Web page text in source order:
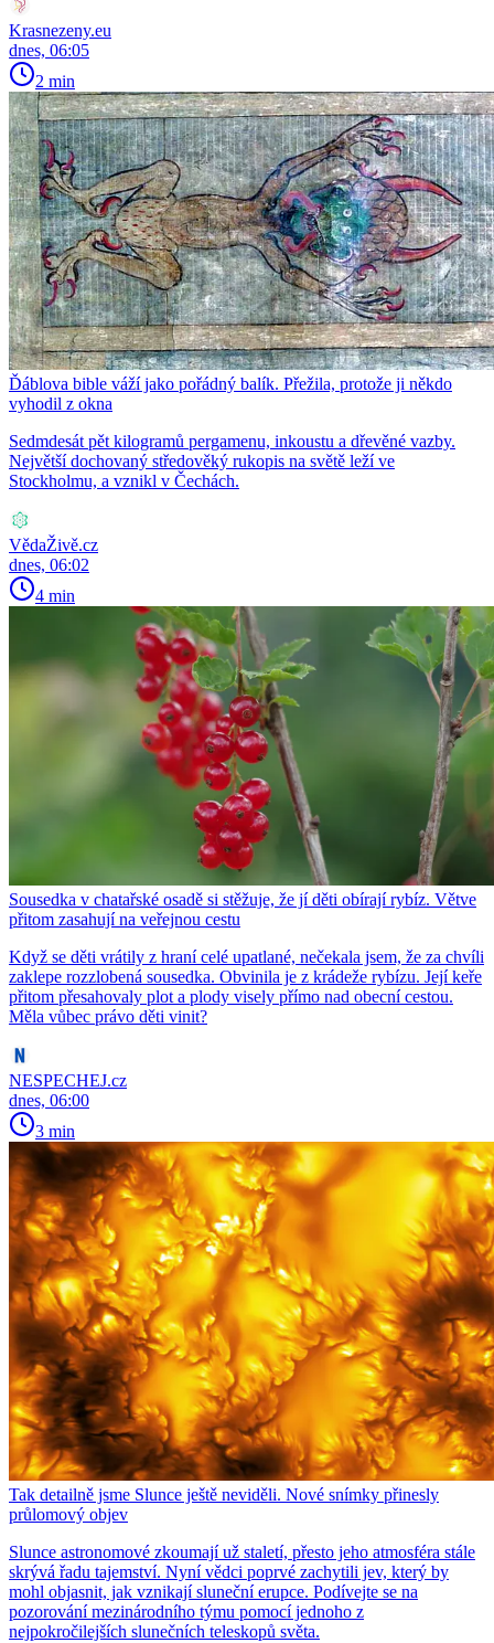
Krasnezeny.eu
dnes, 06:05
2 min
Ďáblova bible váží jako pořádný balík. Přežila, protože ji někdo
vyhodil z okna
Sedmdesát pět kilogramů pergamenu, inkoustu a dřevěné vazby.
Největší dochovaný středověký rukopis na světě leží ve
Stockholmu, a vznikl v Čechách.
VědaŽivě.cz
dnes, 06:02
4 min
Sousedka v chatařské osadě si stěžuje, že jí děti obírají rybíz. Větve
přitom zasahují na veřejnou cestu
Když se děti vrátily z hraní celé upatlané, nečekala jsem, že za chvíli
zaklepe rozzlobená sousedka. Obvinila je z krádeže rybízu. Její keře
přitom přesahovaly plot a plody visely přímo nad obecní cestou.
Měla vůbec právo děti vinit?
NESPECHEJ.cz
dnes, 06:00
3 min
Tak detailně jsme Slunce ještě neviděli. Nové snímky přinesly
průlomový objev
Slunce astronomové zkoumají už staletí, přesto jeho atmosféra stále
skrývá řadu tajemství. Nyní vědci poprvé zachytili jev, který by
mohl objasnit, jak vznikají sluneční erupce. Podívejte se na
pozorování mezinárodního týmu pomocí jednoho z
nejpokročilejších slunečních teleskopů světa.